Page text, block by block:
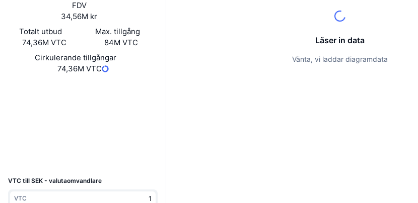
FDV
34,56M kr
Totalt utbud
74,36M VTC
Max. tillgång
84M VTC
Cirkulerande tillgångar
74,36M VTC
VTC till SEK - valutaomvandlare
VTC
Läser in data
Vänta, vi laddar diagramdata